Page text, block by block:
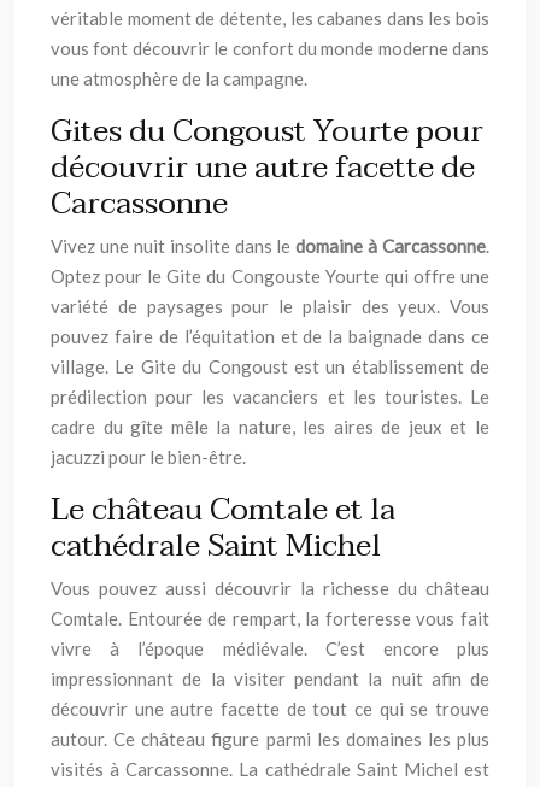
véritable moment de détente, les cabanes dans les bois
vous font découvrir le confort du monde moderne dans
une atmosphère de la campagne.
Gites du Congoust Yourte pour
découvrir une autre facette de
Carcassonne
Vivez une nuit insolite dans ledomaine à Carcassonne.
Optez pour le Gite du Congouste Yourte qui offre une
variété de paysages pour le plaisir des yeux. Vous
pouvez faire de l’équitation et de la baignade dans ce
village. Le Gite du Congoust est un établissement de
prédilection pour les vacanciers et les touristes. Le
cadre du gîte mêle la nature, les aires de jeux et le
jacuzzi pour le bien-être.
Le château Comtale et la
cathédrale Saint Michel
Vous pouvez aussi découvrir la richesse du château
Comtale. Entourée de rempart, la forteresse vous fait
vivre à l’époque médiévale. C’est encore plus
impressionnant de la visiter pendant la nuit afin de
découvrir une autre facette de tout ce qui se trouve
autour. Ce château figure parmi les domaines les plus
visités à Carcassonne. La cathédrale Saint Michel est